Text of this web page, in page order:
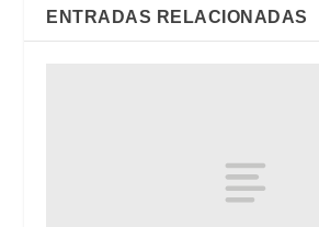
ENTRADAS RELACIONADAS